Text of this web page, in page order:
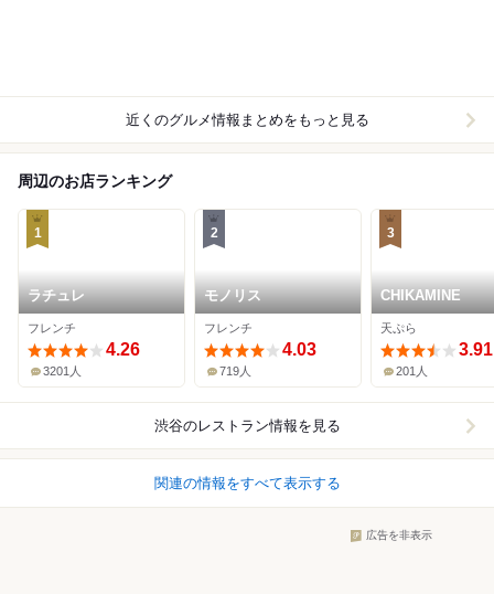
近くのグルメ情報まとめをもっと見る
周辺のお店ランキング
1
ラチュレ
フレンチ
4.26
3201人
2
モノリス
フレンチ
4.03
719人
3
CHIKAMINE
天ぷら
3.91
201人
渋谷のレストラン情報を見る
関連の情報をすべて表示する
広告を非表示